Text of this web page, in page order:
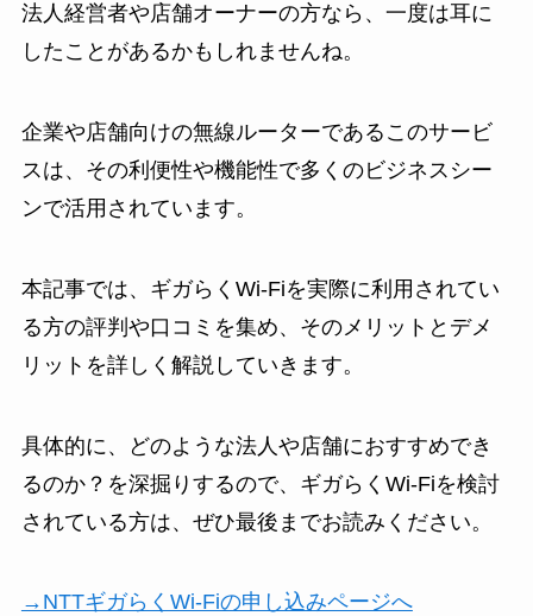
法人経営者や店舗オーナーの方なら、一度は耳に
したことがあるかもしれませんね。
企業や店舗向けの無線ルーターであるこのサービ
スは、その利便性や機能性で多くのビジネスシー
ンで活用されています。
本記事では、ギガらくWi-Fiを実際に利用されてい
る方の評判や口コミを集め、そのメリットとデメ
リットを詳しく解説していきます。
具体的に、どのような法人や店舗におすすめでき
るのか？を深掘りするので、ギガらくWi-Fiを検討
されている方は、ぜひ最後までお読みください。
→NTTギガらくWi-Fiの申し込みページへ